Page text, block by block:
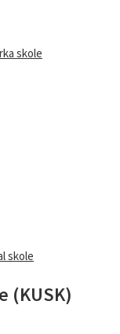
skole
skole
(KUSK)